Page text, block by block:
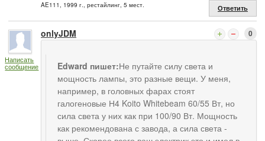
AE111, 1999 г., рестайлинг, 5 мест. Ответить
Написать
сообщение
onlyJDM 0
Edward пишет:Не путайте силу света и
мощность лампы, это разные вещи. У меня,
например, в головных фарах стоят
галогеновые Н4 Koito Whitebeam 60/55 Вт, но
сила света у них как при 100/90 Вт. Мощность
как рекомендована с завода, а сила света -